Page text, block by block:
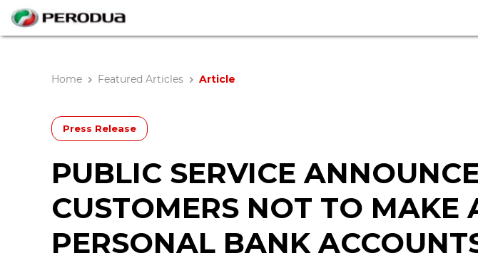
Home Featured Articles Article
Press Release
PUBLIC SERVICE
CUSTOMERS NOT TO MAKE
PERSONAL BANK